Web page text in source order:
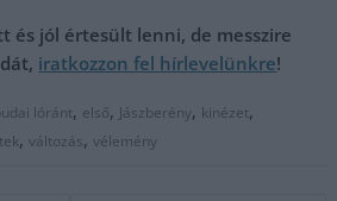
és jól értesült lenni, de messzire
iratkozzon fel hírlevelünkre!
lóránt, első, Jászberény, kinézet,
,változás,vélemény